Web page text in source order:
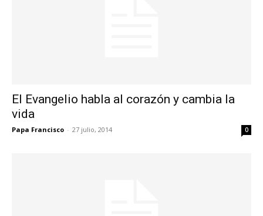
El Evangelio habla al corazón y cambia la
vida
Papa Francisco - 27 julio, 2014 0